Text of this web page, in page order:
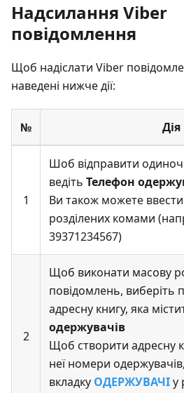
Надсилання Viber
повідомлення
Щоб надіслати Viber
наведені нижче дії:
№ Дія
1
Шоб відправити
ведіть Телефон
Ви також можете ввести
розділених комами
39371234567)
2
Щоб виконати масову
повідомлень, виберіть
адресну книгу, яка
одержувачів
Щоб створити адресну
неї номери
вкладку ОДЕРЖУВАЧІу